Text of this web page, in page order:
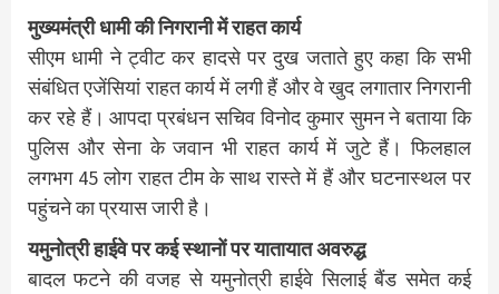
मुख्यमंत्री धामी की निगरानी में राहत कार्य
सीएम धामी ने ट्वीट कर हादसे पर दुख जताते हुए कहा कि सभी
संबंधित एजेंसियां राहत कार्य में लगी हैं और वे खुद लगातार निगरानी
कर रहे हैं। आपदा प्रबंधन सचिव विनोद कुमार सुमन ने बताया कि
पुलिस और सेना के जवान भी राहत कार्य में जुटे हैं। फिलहाल
लगभग 45 लोग राहत टीम के साथ रास्ते में हैं और घटनास्थल पर
पहुंचने का प्रयास जारी है।
यमुनोत्री हाईवे पर कई स्थानों पर यातायात अवरुद्ध
बादल फटने की वजह से यमुनोत्री हाईवे सिलाई बैंड समेत कई